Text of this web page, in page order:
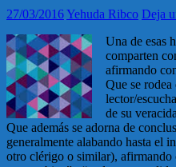
27/03/2016Yehuda Ribco Deja
Una de esas
comparten
afirmando
Que se
lector/
de su
Que además se adorna de
generalmente alabando hasta el
otro clérigo o similar), afirmando